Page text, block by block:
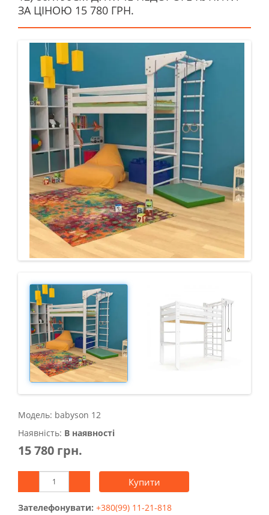
ЗА ЦІНОЮ 15 780 ГРН.
Модель: babyson 12
Наявність: В наявності
15 780 грн.
Купити
Зателефонувати: +380(99) 11-21-818